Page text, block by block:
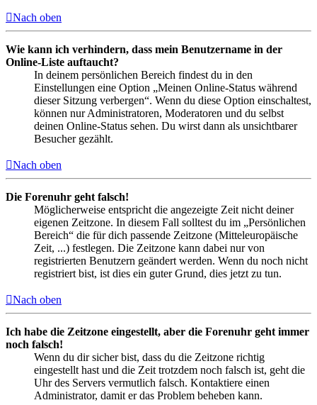
Nach oben
Wie kann ich verhindern, dass mein Benutzername in der
Online-Liste auftaucht?
In deinem persönlichen Bereich findest du in den
Einstellungen eine Option „Meinen Online-Status während
dieser Sitzung verbergen“. Wenn du diese Option einschaltest,
können nur Administratoren, Moderatoren und du selbst
deinen Online-Status sehen. Du wirst dann als unsichtbarer
Besucher gezählt.
Nach oben
Die Forenuhr geht falsch!
Möglicherweise entspricht die angezeigte Zeit nicht deiner
eigenen Zeitzone. In diesem Fall solltest du im „Persönlichen
Bereich“ die für dich passende Zeitzone (Mitteleuropäische
Zeit, ...) festlegen. Die Zeitzone kann dabei nur von
registrierten Benutzern geändert werden. Wenn du noch nicht
registriert bist, ist dies ein guter Grund, dies jetzt zu tun.
Nach oben
Ich habe die Zeitzone eingestellt, aber die Forenuhr geht immer
noch falsch!
Wenn du dir sicher bist, dass du die Zeitzone richtig
eingestellt hast und die Zeit trotzdem noch falsch ist, geht die
Uhr des Servers vermutlich falsch. Kontaktiere einen
Administrator, damit er das Problem beheben kann.